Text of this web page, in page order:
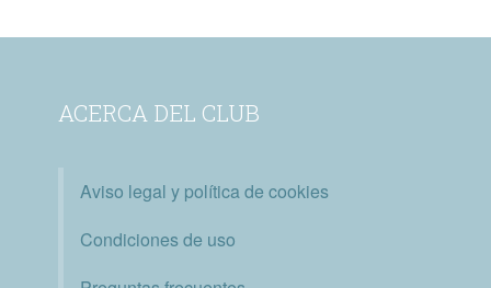
ACERCA DEL CLUB
Aviso legal y política de cookies
Condiciones de uso